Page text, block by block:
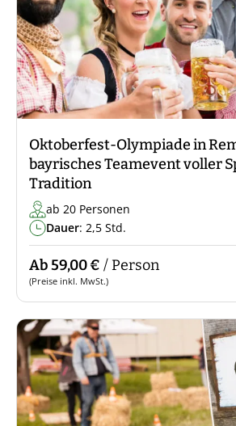
Oktoberfest-Olympiade in
bayrisches Teamevent voller
Tradition
ab 20 Personen
Dauer: 2,5 Std.
Ab 59,00 € / Person
(Preise inkl. MwSt.)